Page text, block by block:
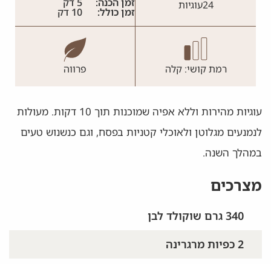
24עוגיות
זמן כולל: 10 דק
רמת קושי: קלה פרווה
עוגיות מהירות וללא אפיה שמוכנות תוך 10 דקות. מעולות
לנמנעים מגלוטן ולאוכלי קטניות בפסח, וגם כנשנוש טעים
במהלך השנה.
מצרכים
340 גרם שוקולד לבן
2 כפיות מרגרינה